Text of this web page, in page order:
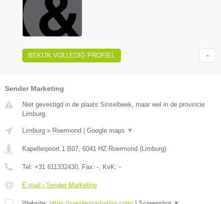
BEKIJK VOLLEDIG PROFIEL
Sender Marketing
Niet gevestigd in de plaats Sinselbeek, maar wel in de provincie
Limburg.
Limburg » Roermond Google maps ▼
Kapellerpoort 1 B07 6041 HZ Roermond ( Limburg)
Tel: +31 611332430 , Fax: - , KvK: -
E-mail › Sender Marketing